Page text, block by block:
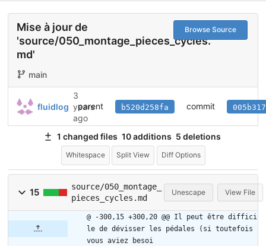
Browse Source
Mise à jour de
'source/050_montage_pieces_cycles.
md'
main
fluidlog
3
years
ago
parent b520d258fa commit
1 changed files 10 additions 5 deletions
Whitespace Split View Diff Options
15
source/050_montage_
pieces_cycles.md
Unescape View File
@ -300,15 +300,20 @@ Il peut être diffici
le de dévisser les pédales (si toutefois
vous aviez besoi